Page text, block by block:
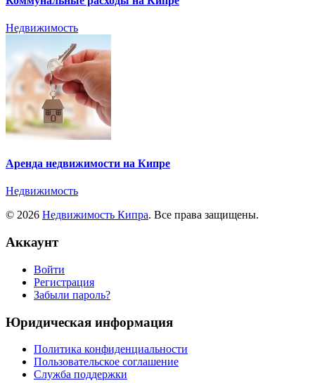
Недвижимость
Аренда недвижимости на Кипре
Недвижимость
© 2026 Недвижимость Кипра. Все права защищены.
Аккаунт
Войти
Регистрация
Забыли пароль?
Юридическая информация
Политика конфиденциальности
Пользовательское соглашение
Служба поддержки